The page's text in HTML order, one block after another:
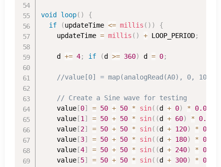
void loop( )
{
if
(updateTime <= millis ( ) )
{
    updateTime
= millis ( ) + LOOP_PERIOD;
    d
+= 4; if (d >= 360) d = 0;
//value[0] = map(analogRead(A0), 0,
// Create a Sine wave for testing
    value
[0] = 50 + 50 * sin( (d + 0) *
    value
[1 ] = 50 + 50 * sin( (d + 60) *
    value
[2] = 50 + 50 * sin( (d + 120) *
    value
[3] = 50 + 50 * sin( (d + 180) *
    value
[4] = 50 + 50 * sin( (d + 240) *
    value
[5] = 50 + 50 * sin( (d + 300) *